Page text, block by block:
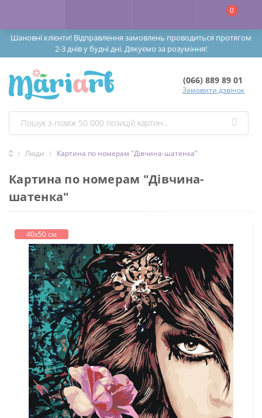
Шановні клієнти! Відправлення замовлень проводиться протягом
2-3 днів у будні дні. Дякуємо за розуміння!
0
(066) 889 89 01
Замовити дзвінок
Люди Картина по номерам "Дівчина-шатенка"
Картина по номерам "Дівчина-
шатенка"
40х50 см